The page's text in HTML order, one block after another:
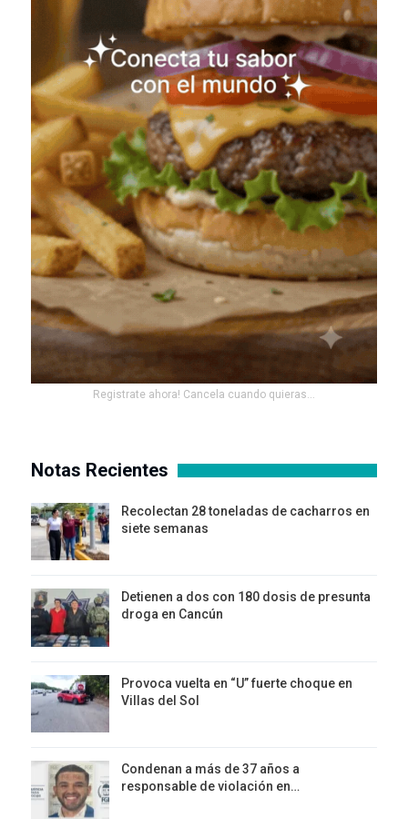
Registrate ahora! Cancela cuando quieras...
Notas Recientes
Recolectan 28 toneladas de cacharros en
siete semanas
Detienen a dos con 180 dosis de presunta
droga en Cancún
Provoca vuelta en “U” fuerte choque en
Villas del Sol
Condenan a más de 37 años a
responsable de violación en…